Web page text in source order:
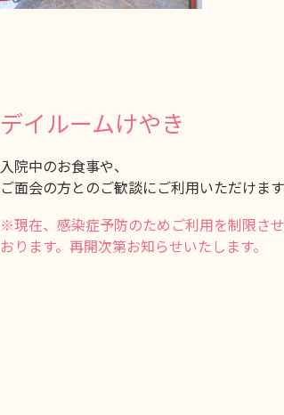
デイルームけやき
入院中のお食事や、
ご面会の方とのご歓談にご利用いただけま
※現在、感染症予防のためご利用を制限さ
おります。再開次第お知らせいたします。